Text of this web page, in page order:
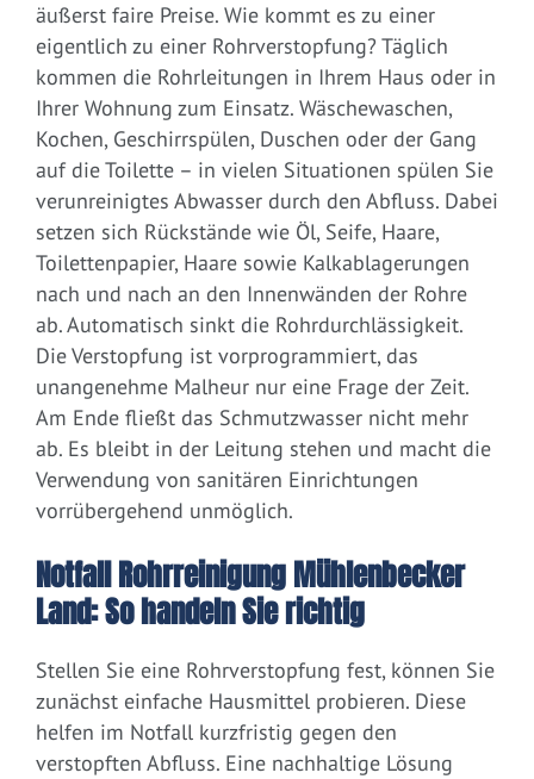
äußerst faire Preise. Wie kommt es zu einer
eigentlich zu einer Rohrverstopfung? Täglich
kommen die Rohrleitungen in Ihrem Haus oder in
Ihrer Wohnung zum Einsatz. Wäschewaschen,
Kochen, Geschirrspülen, Duschen oder der Gang
auf die Toilette – in vielen Situationen spülen Sie
verunreinigtes Abwasser durch den Abfluss. Dabei
setzen sich Rückstände wie Öl, Seife, Haare,
Toilettenpapier, Haare sowie Kalkablagerungen
nach und nach an den Innenwänden der Rohre
ab. Automatisch sinkt die Rohrdurchlässigkeit.
Die Verstopfung ist vorprogrammiert, das
unangenehme Malheur nur eine Frage der Zeit.
Am Ende fließt das Schmutzwasser nicht mehr
ab. Es bleibt in der Leitung stehen und macht die
Verwendung von sanitären Einrichtungen
vorrübergehend unmöglich.
Notfall Rohrreinigung Mühlenbecker
Land: So handeln Sie richtig
Stellen Sie eine Rohrverstopfung fest, können Sie
zunächst einfache Hausmittel probieren. Diese
helfen im Notfall kurzfristig gegen den
verstopften Abfluss. Eine nachhaltige Lösung